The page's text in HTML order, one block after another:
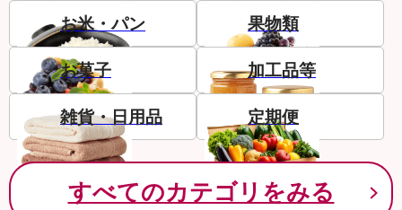
お米・パン 果物類
お菓子 加工品等
雑貨・日用品 定期便
すべてのカテゴリをみる